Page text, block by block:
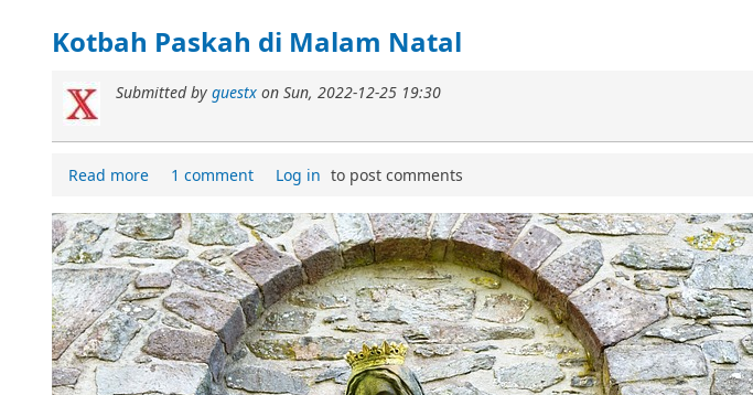
Kotbah Paskah di Malam Natal
Submitted by guestx on Sun, 2022-12-25 19:30
Read more 1 comment Log in to post comments